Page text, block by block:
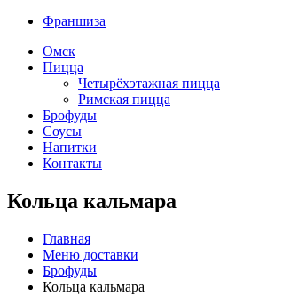
Франшиза
Омск
Пицца
Четырёхэтажная пицца
Римская пицца
Брофуды
Соусы
Напитки
Контакты
Кольца кальмара
Главная
Меню доставки
Брофуды
Кольца кальмара